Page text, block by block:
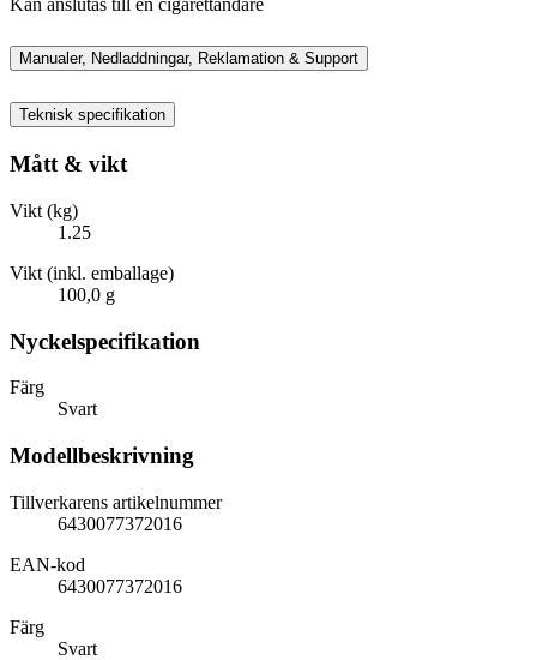
Manualer, Nedladdningar, Reklamation & Support
Teknisk specifikation
Mått & vikt
Vikt (kg)
1.25
Vikt (inkl. emballage)
100,0 g
Nyckelspecifikation
Färg
Svart
Modellbeskrivning
Tillverkarens artikelnummer
6430077372016
EAN-kod
6430077372016
Färg
Svart